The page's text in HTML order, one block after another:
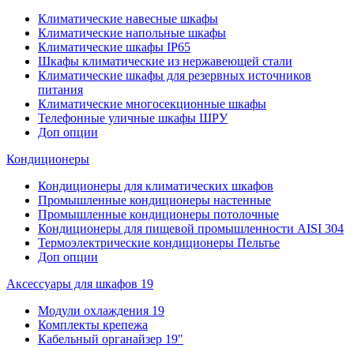
Климатические навесные шкафы
Климатические напольные шкафы
Климатические шкафы IP65
Шкафы климатические из нержавеющей стали
Климатические шкафы для резервных источников
питания
Климатические многосекционные шкафы
Телефонные уличные шкафы ШРУ
Доп опции
Кондиционеры
Кондиционеры для климатических шкафов
Промышленные кондиционеры настенные
Промышленные кондиционеры потолочные
Кондиционеры для пищевой промышленности AISI 304
Термоэлектрические кондиционеры Пельтье
Доп опции
Аксессуары для шкафов 19
Модули охлаждения 19
Комплекты крепежа
Кабельный органайзер 19"